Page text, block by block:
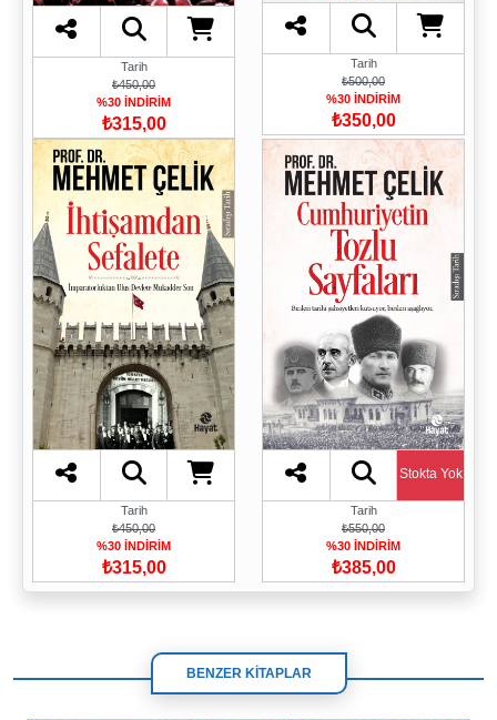
Tarih
₺450,00
%30 İNDİRİM
₺315,00
Tarih
₺500,00
%30 İNDİRİM
₺350,00
Tarih
₺450,00
%30 İNDİRİM
₺315,00
Stokta Yok
Tarih
₺550,00
%30 İNDİRİM
₺385,00
BENZER KİTAPLAR